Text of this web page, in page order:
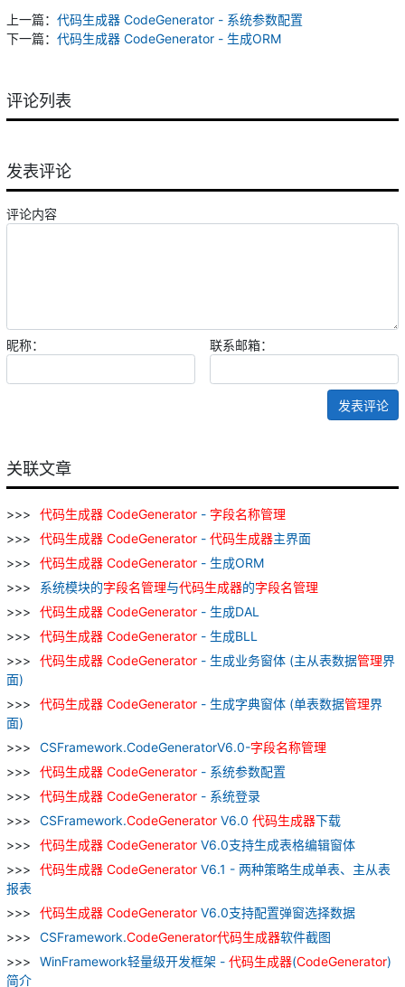
上一篇： 代码生成器 CodeGenerator - 系统参数配置
下一篇： 代码生成器 CodeGenerator - 生成ORM
评论列表
发表评论
评论内容
昵称： 联系邮箱：
发表评论
关联文章
代码生成器 CodeGenerator - 字段名称管理
代码生成器 CodeGenerator - 代码生成器主界面
代码生成器 CodeGenerator - 生成ORM
系统模块的字段名管理与代码生成器的字段名管理
代码生成器 CodeGenerator - 生成DAL
代码生成器 CodeGenerator - 生成BLL
代码生成器 CodeGenerator - 生成业务窗体 (主从表数据管理界
面)
代码生成器 CodeGenerator - 生成字典窗体 (单表数据管理界
面)
CSFramework.CodeGeneratorV6.0-字段名称管理
代码生成器 CodeGenerator - 系统参数配置
代码生成器 CodeGenerator - 系统登录
CSFramework.CodeGenerator V6.0 代码生成器下载
代码生成器 CodeGenerator V6.0支持生成表格编辑窗体
代码生成器 CodeGenerator V6.1 - 两种策略生成单表、主从表
报表
代码生成器 CodeGenerator V6.0支持配置弹窗选择数据
CSFramework.CodeGenerator代码生成器软件截图
WinFramework轻量级开发框架 - 代码生成器(CodeGenerator)
简介